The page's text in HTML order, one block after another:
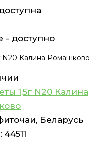
доступна
- доступно
N20 Калина Ромашково
1,5г N20 Калина
Беларусь
44511